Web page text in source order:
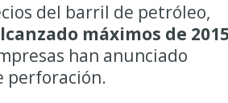
del barril de petróleo,
máximos de
han anunciado
perforación.